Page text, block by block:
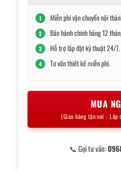
1 Miễn phí vận chuyển nội
2 Bảo hành chính hãng 12
3 Hỗ trợ lắp đặt kỹ thuật 24/7.
4 Tư vấn thiết kế miễn phí.
MUA
(Giao hàng tận nơi - Lắp
📞 Gọi tư vấn: